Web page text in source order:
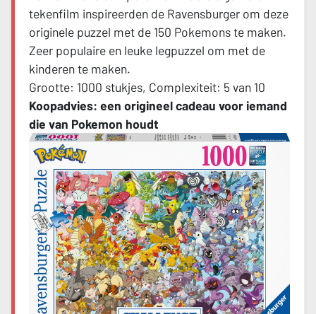
tekenfilm inspireerden de Ravensburger om deze
originele puzzel met de 150 Pokemons te maken.
Zeer populaire en leuke legpuzzel om met de
kinderen te maken.
Grootte: 1000 stukjes, Complexiteit: 5 van 10
Koopadvies: een origineel cadeau voor iemand
die van Pokemon houdt